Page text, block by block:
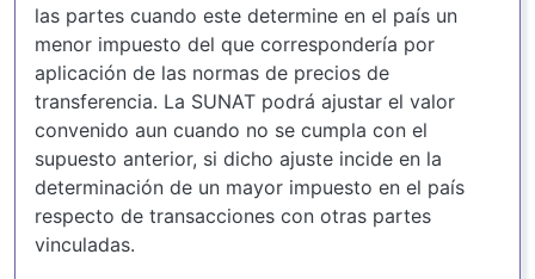
las partes cuando este determine en el país un
menor impuesto del que correspondería por
aplicación de las normas de precios de
transferencia. La SUNAT podrá ajustar el valor
convenido aun cuando no se cumpla con el
supuesto anterior, si dicho ajuste incide en la
determinación de un mayor impuesto en el país
respecto de transacciones con otras partes
vinculadas.